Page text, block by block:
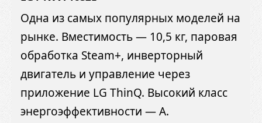
Одна из самых популярных моделей на
рынке. Вместимость — 10,5 кг, паровая
обработка Steam+, инверторный
двигатель и управление через
приложение LG ThinQ. Высокий класс
энергоэффективности — A.